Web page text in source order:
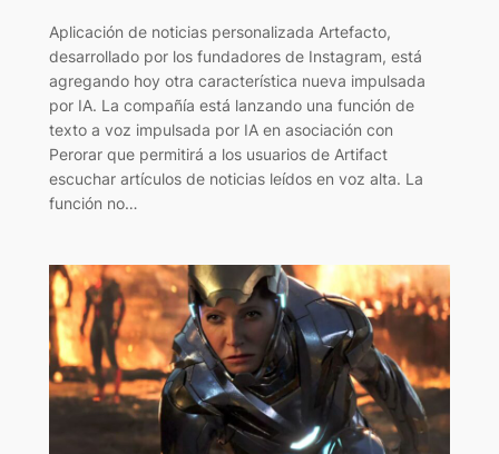
Aplicación de noticias personalizada Artefacto,
desarrollado por los fundadores de Instagram, está
agregando hoy otra característica nueva impulsada
por IA. La compañía está lanzando una función de
texto a voz impulsada por IA en asociación con
Perorar que permitirá a los usuarios de Artifact
escuchar artículos de noticias leídos en voz alta. La
función no…